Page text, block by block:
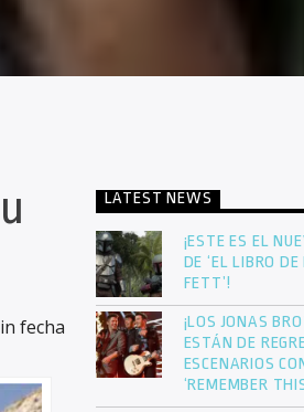
fecha
LATEST NEWS
¡ESTE ES EL
DE ‘EL LIBRO DE
FETT’!
¡LOS JONAS
ESTÁN DE
ESCENARIOS
‘REMEMBER